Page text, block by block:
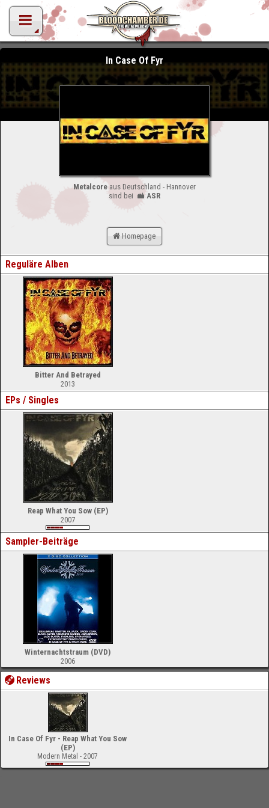
In Case Of Fyr
Metalcore aus Deutschland - Hannover
sind bei
ASR
Homepage
Reguläre Alben
Bitter And Betrayed
2013
EPs / Singles
Reap What You Sow (EP)
2007
Sampler-Beiträge
Winternachtstraum (DVD)
2006
Reviews
In Case Of Fyr - Reap What You Sow
(EP)
Modern Metal - 2007